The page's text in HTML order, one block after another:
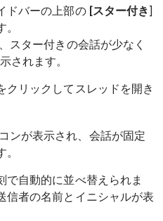
ドバーの上部の [スター付き]
スター付きの会話が少なく
されます。
クリックしてスレッドを開き
ンが表示され、会話が固定
で自動的に並べ替えられま
信者の名前とイニシャルが表